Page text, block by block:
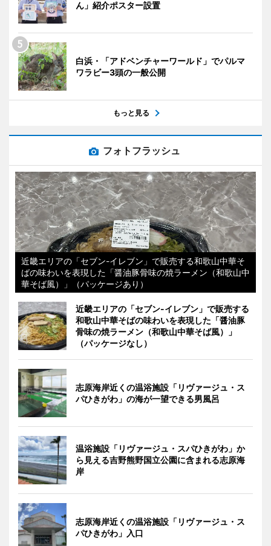
ん」紹介ポスター設置
白浜・「アドベンチャーワールド」でパルマ
ワラビー3頭の一般公開
もっと見る
フォトフラッシュ
近畿エリアの「セブン-イレブン」で販売する和歌山中華そ
ばの味わいを表現した「醤油豚骨味の焼ラーメン（和歌山中
華そば風）」（パッケージあり）
近畿エリアの「セブン-イレブン」で販売する
和歌山中華そばの味わいを表現した「醤油豚
骨味の焼ラーメン（和歌山中華そば風）」
（パッケージなし）
志原海岸近くの温浴施設「リヴァージュ・ス
パひきがわ」の海が一望できる男風呂
温浴施設「リヴァージュ・スパひきがわ」か
ら見える吉野熊野国立公園に含まれる志原海
岸
志原海岸近くの温浴施設「リヴァージュ・ス
パひきがわ」入口